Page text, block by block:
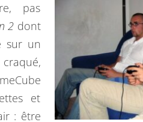
E
N
D
O
G
A
pas
2 dont
sur un
et
: être